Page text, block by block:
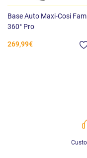
Base Auto Maxi-Cosi
360° Pro
269,99€